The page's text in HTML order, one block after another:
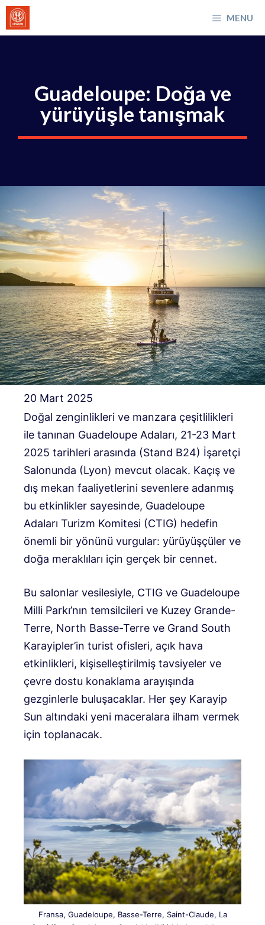
İçeriğe
atla
MENU
Guadeloupe: Doğa ve
yürüyüşle tanışmak
20 Mart 2025
Doğal zenginlikleri ve manzara çeşitlilikleri
ile tanınan Guadeloupe Adaları, 21-23 Mart
2025 tarihleri ​​arasında (Stand B24) İşaretçi
Salonunda (Lyon) mevcut olacak. Kaçış ve
dış mekan faaliyetlerini sevenlere adanmış
bu etkinlikler sayesinde, Guadeloupe
Adaları Turizm Komitesi (CTIG) hedefin
önemli bir yönünü vurgular: yürüyüşçüler ve
doğa meraklıları için gerçek bir cennet.
Bu salonlar vesilesiyle, CTIG ve Guadeloupe
Milli Parkı’nın temsilcileri ve Kuzey Grande-
Terre, North Basse-Terre ve Grand South
Karayipler’in turist ofisleri, açık hava
etkinlikleri, kişiselleştirilmiş tavsiyeler ve
çevre dostu konaklama arayışında
gezginlerle buluşacaklar. Her şey Karayip
Sun altındaki yeni maceralara ilham vermek
için toplanacak.
Fransa, Guadeloupe, Basse-Terre, Saint-Claude, La